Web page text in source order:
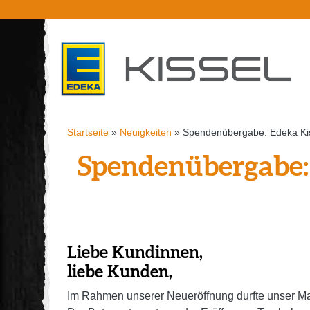
Startseite » Neuigkeiten » Spendenübergabe: Edeka
Liebe Kundinnen,
liebe Kunden,
Im Rahmen unserer Neueröffnung durfte unser